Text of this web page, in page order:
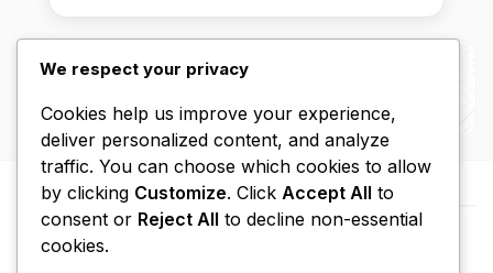
We respect your privacy
Cookies help us improve your experience,
deliver personalized content, and analyze
traffic. You can choose which cookies to allow
by clicking Customize. Click Accept All to
consent or Reject All to decline non-essential
cookies.